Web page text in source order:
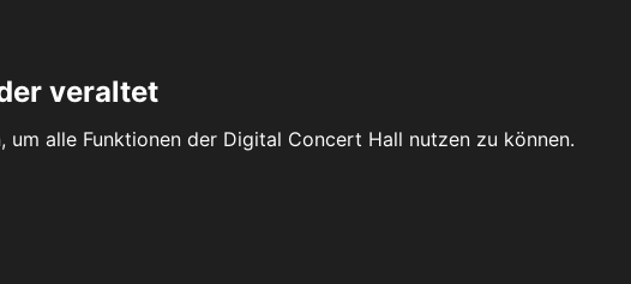
veraltet
um alle Funktionen der Digital Concert Hall nutzen zu können.